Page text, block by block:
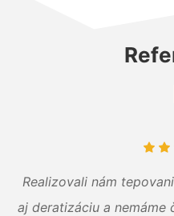
Realizovali nám
aj deratizáciu a nemáme